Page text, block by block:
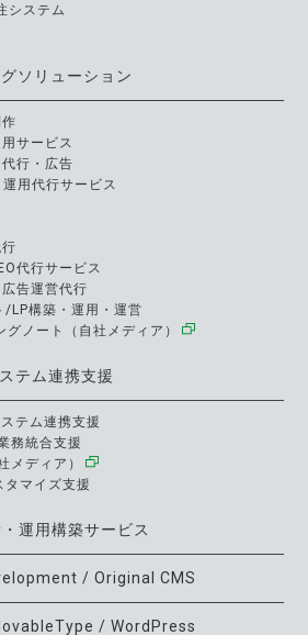
システム
ソリューション
サービス
行・広告
用代行サービス
代行サービス
告運営代行
/LP構築・運用・運営
ノート（自社メディア）
テム連携支援
テム連携支援
務統合支援
メディア）
マイズ支援
運用構築サービス
/ Original CMS
/ WordPress